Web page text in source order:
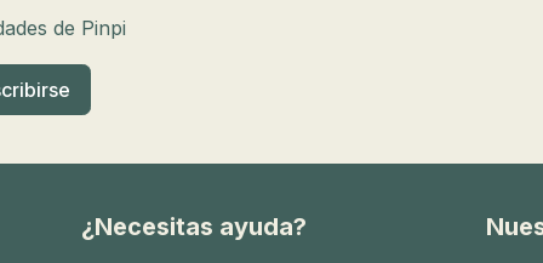
varias características clave:
de Pinpi
¿Necesitas ayuda?